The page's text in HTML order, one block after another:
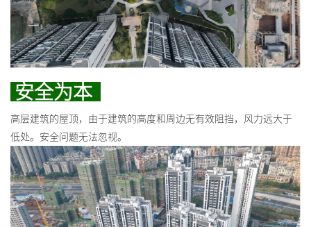
安全为本
高层建筑的屋顶，由于建筑的高度和周边无有效阻挡，风力远大于
低处。安全问题无法忽视。